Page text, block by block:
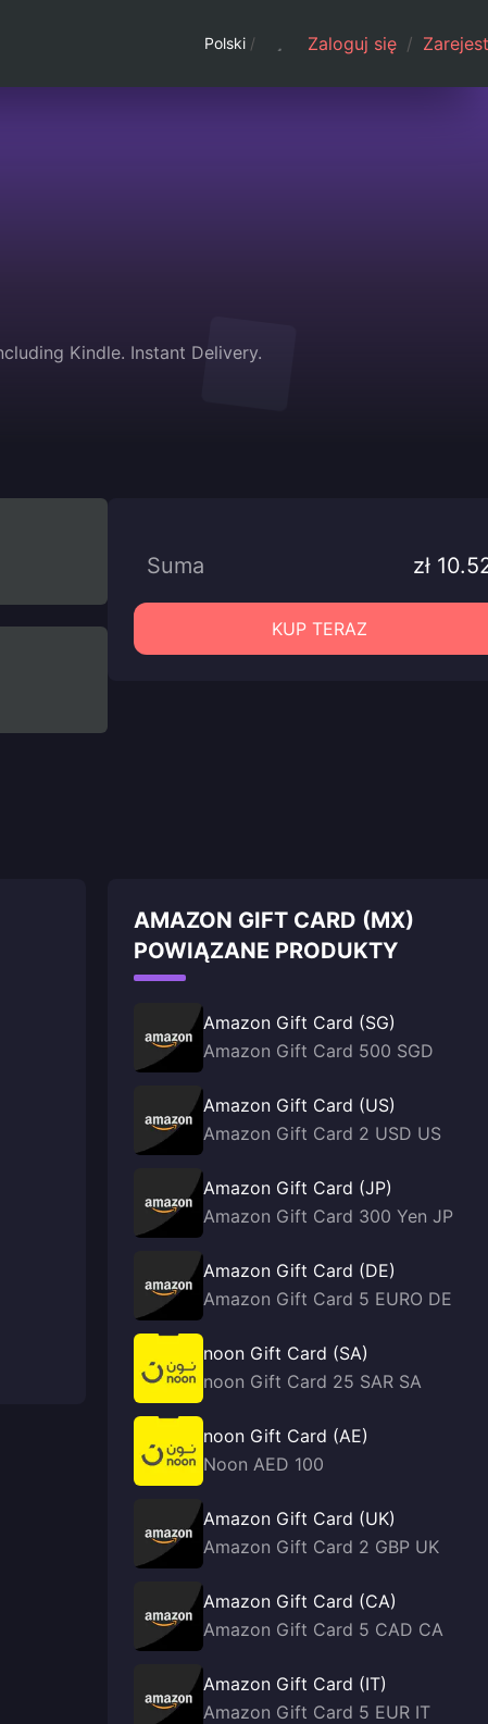
Polski / Zaloguj się /
Kindle. Instant Delivery.
Suma zł
KUP TERAZ
AMAZON GIFT CARD (MX)
POWIĄZANE PRODUKTY
Amazon Gift Card (SG)
Amazon Gift Card 500 SGD
Amazon Gift Card (US)
Amazon Gift Card 2 USD US
Amazon Gift Card (JP)
Amazon Gift Card 300 Yen JP
Amazon Gift Card (DE)
Amazon Gift Card 5 EURO DE
noon Gift Card (SA)
noon Gift Card 25 SAR SA
noon Gift Card (AE)
Noon AED 100
Amazon Gift Card (UK)
Amazon Gift Card 2 GBP UK
Amazon Gift Card (CA)
Amazon Gift Card 5 CAD CA
Amazon Gift Card (IT)
Amazon Gift Card 5 EUR IT